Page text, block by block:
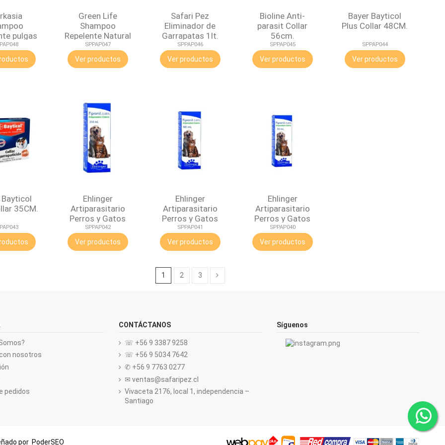
pulgas
Green Life
Shampoo
Repelente Natural
320cc
SPPAP047
Ver productos
Safari Pez
Eliminador de
Garrapatas 1lt.
SPPAP046
Ver productos
Bioline Anti-
parasit Collar
56cm.
SPPAP045
Ver productos
Bayer Bayticol
Plus Collar 48CM.
SPPAP044
Ver productos
Bayticol
35CM.
Ehlinger
Artiparasitario
Perros y Gatos
250ML.
SPPAP042
Ver productos
Ehlinger
Artiparasitario
Perros y Gatos
100ML.
SPPAP041
Ver productos
Ehlinger
Artiparasitario
Perros y Gatos
50ML
SPPAP040
Ver productos
1 2 3
nosotros
pedidos
CONTÁCTANOS
☏ +56 9 3387 9258
☏ +56 9 5034 7642
✆ +56 9 7763 0277
✉ ventas@safaripez.cl
Vivaceta 2176, local 1, independencia –
Santiago
Síguenos
por PoderSEO